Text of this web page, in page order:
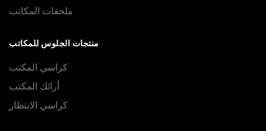
ملحقات المكاتب
منتجات الجلوس للمكاتب
كراسي المكتب
أرائك المكتب
كراسي الانتظار